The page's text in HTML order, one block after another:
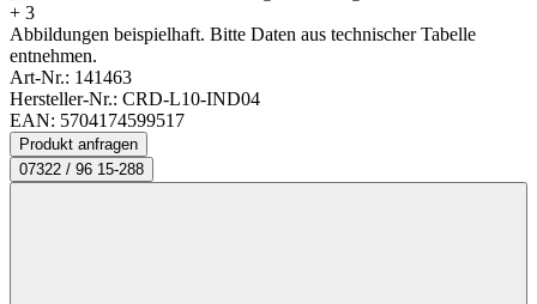
+ 3
Abbildungen beispielhaft. Bitte Daten aus technischer Tabelle
entnehmen.
Art-Nr.: 141463
Hersteller-Nr.: CRD-L10-IND04
EAN: 5704174599517
Produkt anfragen
07322 / 96 15-288